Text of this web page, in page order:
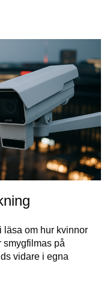
läsa om hur kvinnor
smygfilmas på
vidare i egna